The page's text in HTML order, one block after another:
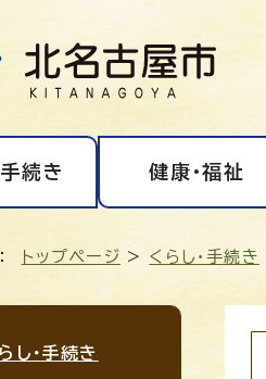
手続き 健康・福祉
トップページ > くらし・手続き
し・手続き